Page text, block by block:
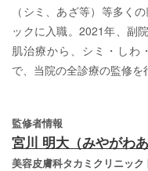
（シミ、あざ等）等多く
ックに入職。2021年、副
肌治療から、シミ・しわ
で、当院の全診療の監修を
監修者情報
宮川 明大（みやがわあ
美容皮膚科タカミクリニック